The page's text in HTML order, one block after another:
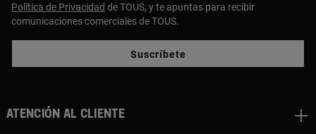
Política de Privacidad de TOUS, y te apuntas para recibir
comunicaciones comerciales de TOUS.
Suscríbete
Atención al cliente